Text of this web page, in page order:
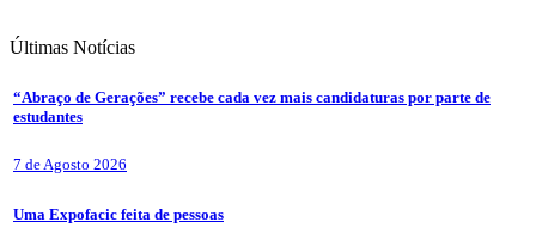
Últimas Notícias
“Abraço de Gerações” recebe cada vez mais candidaturas por parte de
estudantes
7 de Agosto 2026
Uma Expofacic feita de pessoas